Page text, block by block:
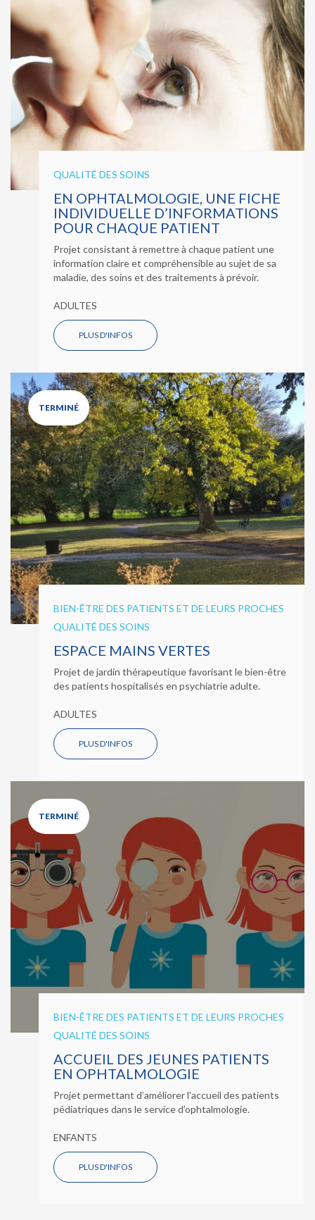
QUALITÉ DES SOINS
EN OPHTALMOLOGIE, UNE FICHE
INDIVIDUELLE D’INFORMATIONS
POUR CHAQUE PATIENT
Projet consistant à remettre à chaque patient une
information claire et compréhensible au sujet de sa
maladie, des soins et des traitements à prévoir.
ADULTES
PLUS D'INFOS
TERMINÉ
BIEN-ÊTRE DES PATIENTS ET DE LEURS PROCHES
QUALITÉ DES SOINS
ESPACE MAINS VERTES
Projet de jardin thérapeutique favorisant le bien-être
des patients hospitalisés en psychiatrie adulte.
ADULTES
PLUS D'INFOS
TERMINÉ
BIEN-ÊTRE DES PATIENTS ET DE LEURS PROCHES
QUALITÉ DES SOINS
ACCUEIL DES JEUNES PATIENTS
EN OPHTALMOLOGIE
Projet permettant d’améliorer l'accueil des patients
pédiatriques dans le service d’ophtalmologie.
ENFANTS
PLUS D'INFOS